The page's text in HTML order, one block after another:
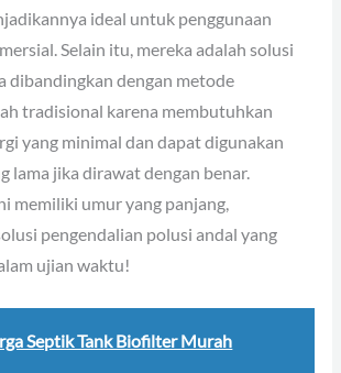
ideal untuk penggunaan
Selain itu, mereka adalah solusi
dibandingkan dengan metode
tradisional karena membutuhkan
yang minimal dan dapat digunakan
lama jika dirawat dengan benar.
memiliki umur yang panjang,
pengendalian polusi andal yang
ujian waktu!
Septik Tank Biofilter Murah